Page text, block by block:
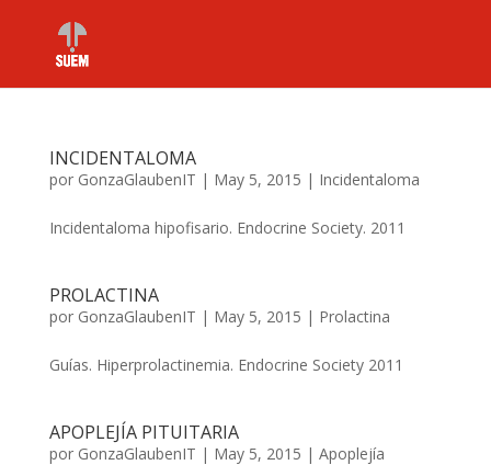
INCIDENTALOMA
por GonzaGlaubenIT | May 5, 2015 | Incidentaloma
Incidentaloma hipofisario. Endocrine Society. 2011
PROLACTINA
por GonzaGlaubenIT | May 5, 2015 | Prolactina
Guías. Hiperprolactinemia. Endocrine Society 2011
APOPLEJÍA PITUITARIA
por GonzaGlaubenIT | May 5, 2015 | Apoplejía